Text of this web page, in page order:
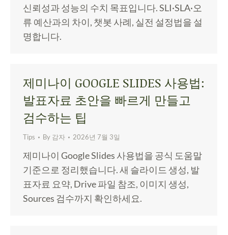
신뢰성과 성능의 수치 목표입니다. SLI·SLA·오
류 예산과의 차이, 챗봇 사례, 실전 설정법을 설
명합니다.
제미나이 GOOGLE SLIDES 사용법:
발표자료 초안을 빠르게 만들고
검수하는 팁
Tips By 감자 2026년 7월 3일
제미나이 Google Slides 사용법을 공식 도움말
기준으로 정리했습니다. 새 슬라이드 생성, 발
표자료 요약, Drive 파일 참조, 이미지 생성,
Sources 검수까지 확인하세요.